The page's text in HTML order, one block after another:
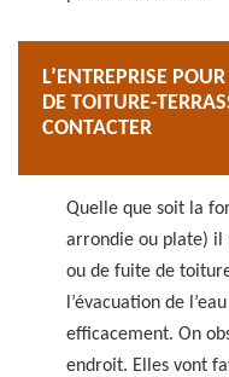
L’ENTREPRISE
DE TOITURE-
CONTACTER
Quelle que soit la
arrondie ou plate) il
ou de fuite de
l’évacuation de
efficacement. On
endroit. Elles vont